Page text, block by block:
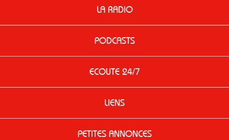
LA RADIO
PODCASTS
ECOUTE 24/7
LIENS
PETITES ANNONCES